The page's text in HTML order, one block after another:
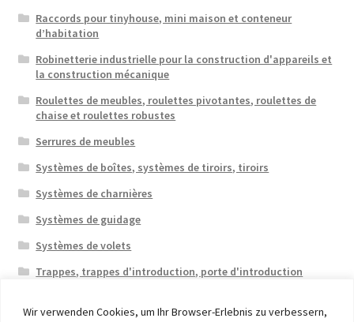
Wir verwenden Cookies, um Ihr Browser-Erlebnis zu verbessern,
Raccords pour tinyhouse, mini maison et conteneur
d’habitation
Robinetterie industrielle pour la construction d'appareils et
la construction mécanique
Roulettes de meubles, roulettes pivotantes, roulettes de
chaise et roulettes robustes
Serrures de meubles
Systèmes de boîtes, systèmes de tiroirs, tiroirs
Systèmes de charnières
Systèmes de guidage
Systèmes de volets
Trappes, trappes d'introduction, porte d'introduction